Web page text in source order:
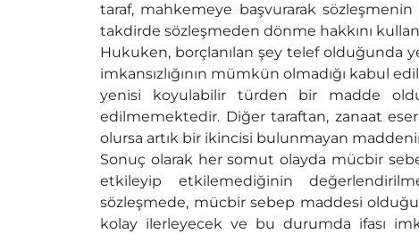
taraf, mahkemeye başvurarak sözleşmenin
takdirde sözleşmeden dönme hakkını
Hukuken, borçlanılan şey telef olduğunda
imkansızlığının mümkün olmadığı kabul
yenisi koyulabilir türden bir madde
edilmemektedir. Diğer taraftan, zanaat
olursa artık bir ikincisi bulunmayan
Sonuç olarak her somut olayda mücbir
etkileyip etkilemediğinin
sözleşmede, mücbir sebep maddesi olduğu
kolay ilerleyecek ve bu durumda ifası